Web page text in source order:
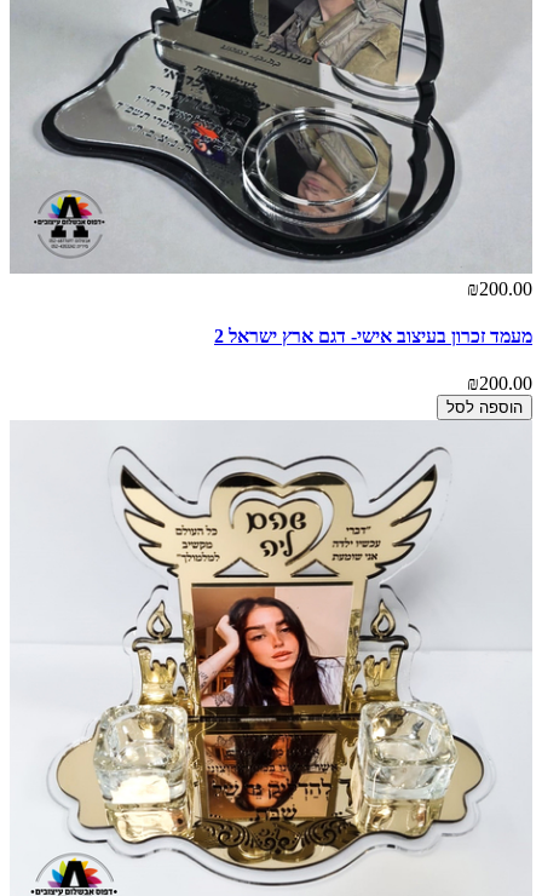
₪200.00
מעמד זכרון בעיצוב אישי- דגם ארץ ישראל 2
₪200.00
הוספה לסל